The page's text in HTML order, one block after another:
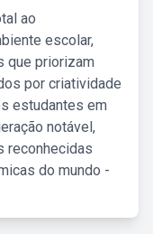
ao
escolar,
que priorizam
por criatividade
estudantes em
notável,
reconhecidas
do mundo -